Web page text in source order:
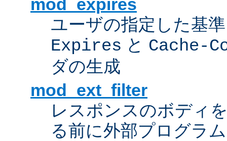
mod_expires
ユーザの指定した基
Expires と Cache-
ダの生成
mod_ext_filter
レスポンスのボディ
る前に外部プログラ